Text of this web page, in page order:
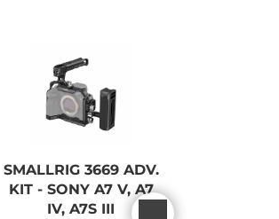
SMALLRIG 3669 ADV.
KIT - SONY A7 V, A7
IV, A7S III